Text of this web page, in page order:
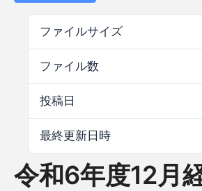
ファイルサイズ
ファイル数
投稿日
最終更新日時
令和6年度12月